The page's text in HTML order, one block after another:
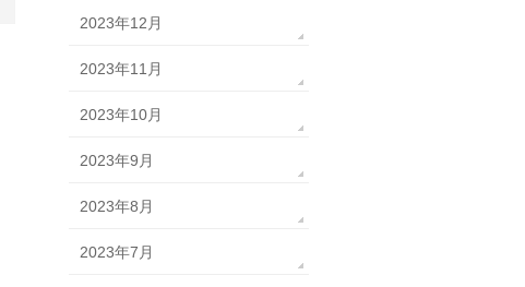
2023年12月
2023年11月
2023年10月
2023年9月
2023年8月
2023年7月